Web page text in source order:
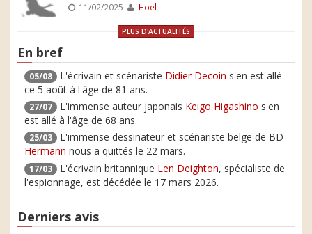
11/02/2025 Hoel
PLUS D'ACTUALITÉS
En bref
05/08 L'écrivain et scénariste Didier Decoin s'en est allé
ce 5 août à l'âge de 81 ans.
27/07 L'immense auteur japonais Keigo Higashino s'en
est allé à l'âge de 68 ans.
25/03
L'immense dessinateur et scénariste belge de BD
Hermann nous a quittés le 22 mars.
17/03 L'écrivain britannique Len Deighton, spécialiste de
l'espionnage, est décédée le 17 mars 2026.
Derniers avis